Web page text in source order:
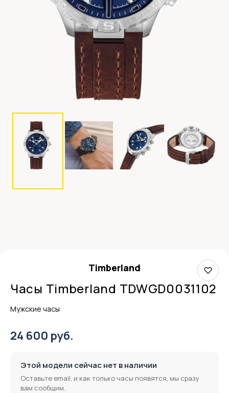
Timberland
Часы Timberland TDWGD0031102
Мужские часы
24 600 руб.
Этой модели сейчас нет в наличии
Оставьте email, и как только часы появятся, мы сразу
вам сообщим.